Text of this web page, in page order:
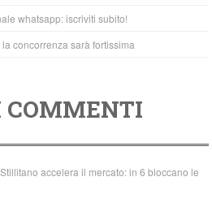
whatsapp: iscriviti subito!
concorrenza sarà fortissima
Stillitano accelera il mercato: in 6 bloccano le